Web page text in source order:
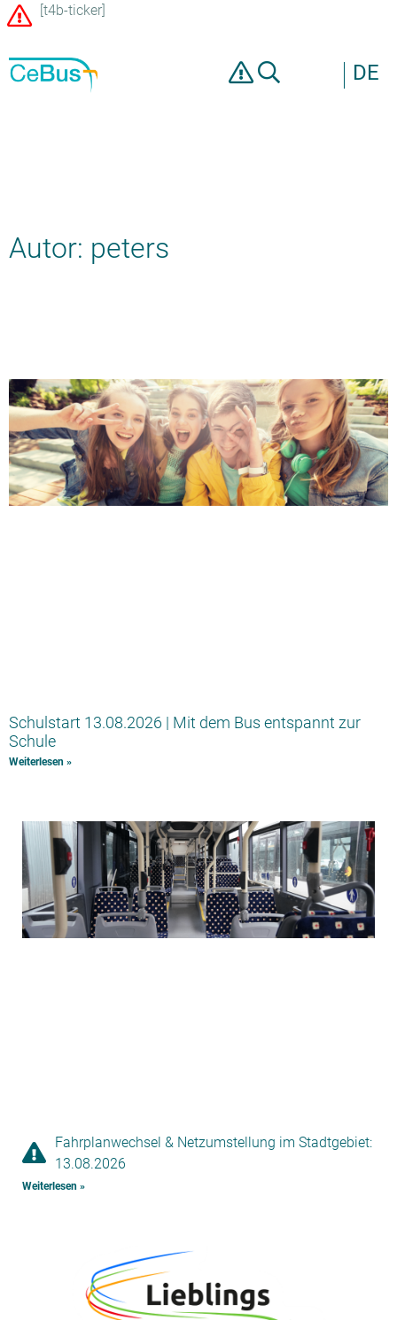
[t4b-ticker]
DE
Autor: peters
Schulstart 13.08.2026 | Mit dem Bus entspannt zur
Schule
Weiterlesen »
Fahrplanwechsel & Netzumstellung im Stadtgebiet:
13.08.2026
Weiterlesen »